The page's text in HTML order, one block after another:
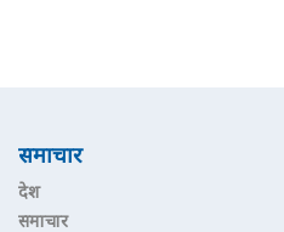
समाचार
देश
समाचार